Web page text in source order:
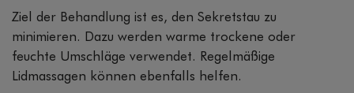
Ziel der Behandlung ist es, den Sekretstau zu
minimieren. Dazu werden warme trockene oder
feuchte Umschläge verwendet. Regelmäßige
Lidmassagen können ebenfalls helfen.